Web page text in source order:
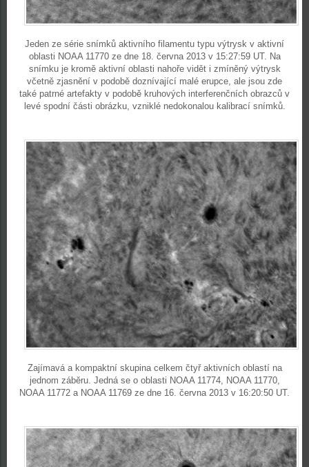
Jeden ze série snímků aktivního filamentu typu výtrysk v aktivní
oblasti NOAA 11770 ze dne 18. června 2013 v 15:27:59 UT. Na
snímku je kromě aktivní oblasti nahoře vidět i zmíněný výtrysk
včetně zjasnění v podobě doznívající malé erupce, ale jsou zde
také patrné artefakty v podobě kruhových interferenčních obrazců v
levé spodní části obrázku, vzniklé nedokonalou kalibrací snímků.
Zajímavá a kompaktní skupina celkem čtyř aktivních oblastí na
jednom záběru. Jedná se o oblasti NOAA 11774, NOAA 11770,
NOAA 11772 a NOAA 11769 ze dne 16. června 2013 v 16:20:50 UT.